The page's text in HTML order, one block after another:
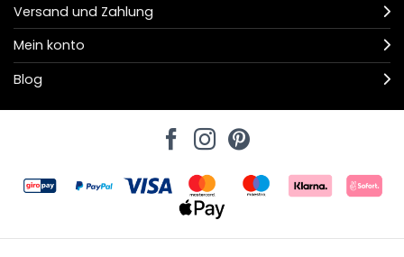
Versand und Zahlung
Mein konto
Blog